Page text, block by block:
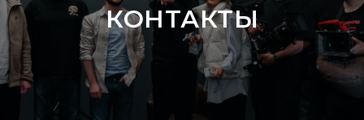
КОНТАКТЫ